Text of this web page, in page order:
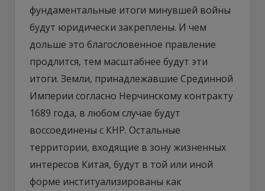
фундаментальные итоги минувшей войны
будут юридически закреплены. И чем
дольше это благословенное правление
продлится, тем масштабнее будут эти
итоги. Земли, принадлежавшие Срединной
Империи согласно Нерчинскому контракту
1689 года, в любом случае будут
воссоединены с КНР. Остальные
территории, входящие в зону жизненных
интересов Китая, будут в той или иной
форме институализированы как